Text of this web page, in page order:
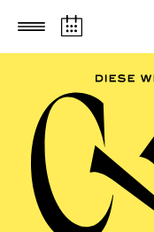
Zum Hauptinhalt